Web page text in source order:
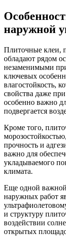
наружной
Плиточные клеи,
обладают рядом
незаменимыми
ключевых
влагостойкость,
свойства даже
особенно важно
подвергается
Кроме того,
прочность и
важно для
укладываемого
климата.
Еще одной
наружных работ
и структуру
воздействии
открытых